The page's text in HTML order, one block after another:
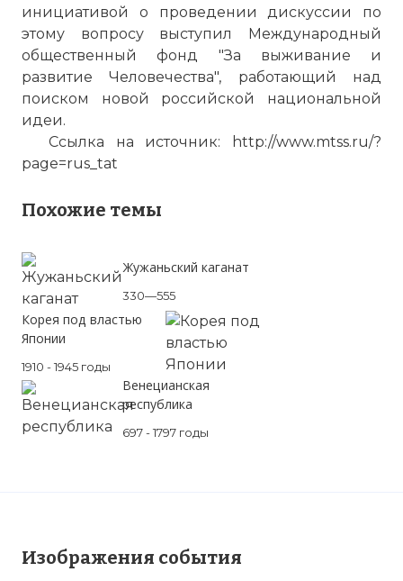
инициативой о проведении дискуссии по
этому вопросу выступил Международный
общественный фонд "За выживание и
развитие Человечества", работающий над
поиском новой российской национальной
идеи.
Ссылка на источник: http://www.mtss.ru/?
page=rus_tat
Похожие темы
Жужаньский каганат
330—555
Корея под властью
Японии
1910 - 1945 годы
Венецианская
республика
697 - 1797 годы
Изображения события